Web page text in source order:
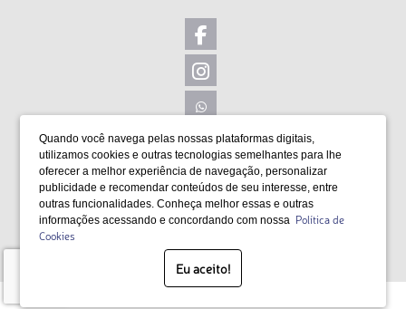
Quando você navega pelas nossas plataformas digitais,
utilizamos cookies e outras tecnologias semelhantes para lhe
oferecer a melhor experiência de navegação, personalizar
publicidade e recomendar conteúdos de seu interesse, entre
outras funcionalidades. Conheça melhor essas e outras
informações acessando e concordando com nossa Política de
Cookies
Eu aceito!
LOCALIZAÇÃO
FORMAS DE PAGAMENTO